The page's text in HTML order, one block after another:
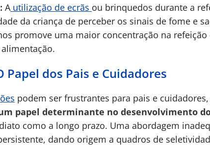
Autilização de ecrãs ou brinquedos durante a
da criança de perceber os sinais de fome e
promove uma maior concentração na
Papel dos Pais e Cuidadores
podem ser frustrantes para pais e
papel determinante no desenvolvimento
como a longo prazo. Uma abordagem
dando origem a quadros de